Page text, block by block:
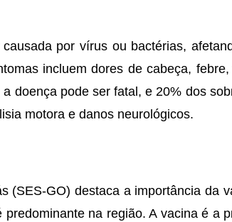
por vírus ou bactérias,
incluem dores de cabeça,
doença pode ser fatal, e 20% dos
motora e danos neurológicos.
(SES-GO) destaca a importância da
na região. A vacina é a